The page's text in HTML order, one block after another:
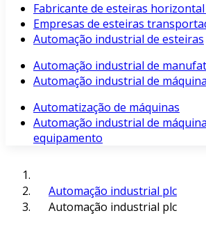
Fabricante de esteiras
Empresas de esteiras
Automação industrial de esteiras
Automação industrial de
Automação industrial de
Automatização de máquinas
Automação industrial de
equipamento
Automação industrial plc
Automação industrial plc